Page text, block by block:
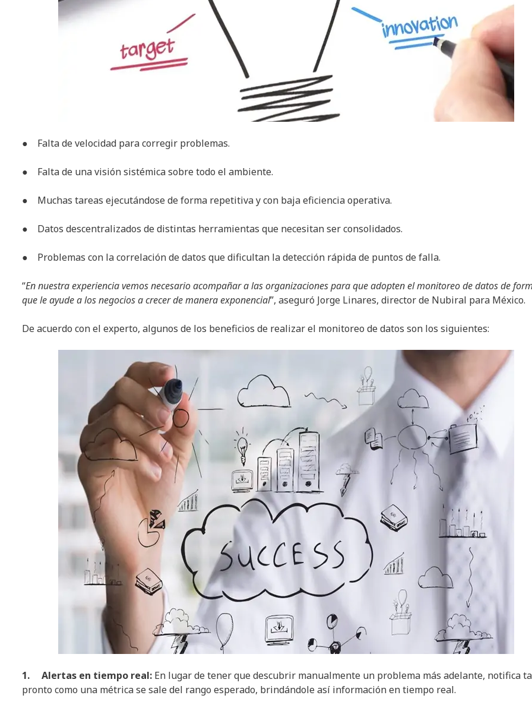
● Falta de velocidad para corregir problemas.
● Falta de una visión sistémica sobre todo el ambiente.
● Muchas tareas ejecutándose de forma repetitiva y con baja eficiencia operativa.
● Datos descentralizados de distintas herramientas que necesitan ser consolidados.
● Problemas con la correlación de datos que dificultan la detección rápida de puntos de falla.
“En nuestra experiencia vemos necesario acompañar a las organizaciones para que adopten el monitoreo de datos de
que le ayude a los negocios a crecer de manera exponencial”, aseguró Jorge Linares, director de Nubiral para México.
De acuerdo con el experto, algunos de los beneficios de realizar el monitoreo de datos son los siguientes:
1. Alertas en tiempo real: En lugar de tener que descubrir manualmente un problema más adelante, notifica
pronto como una métrica se sale del rango esperado, brindándole así información en tiempo real.